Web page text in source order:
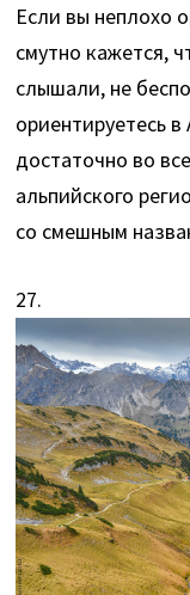
Если вы неплохо
смутно кажется,
слышали, не
ориентируетесь
достаточно во
альпийского
со смешным
27.